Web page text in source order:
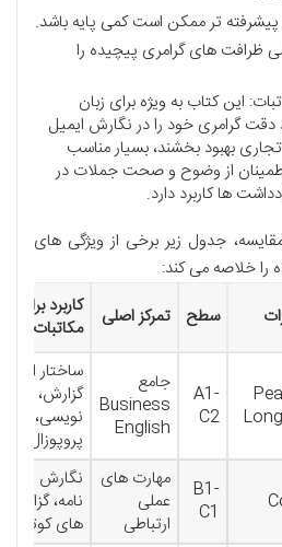
پیشرفته تر ممکن است کمی پایه باشد.
ظرافت های گرامری پیچیده را
این کتاب به ویژه برای زبان
دقت گرامری خود را در نگارش ایمیل
بهبود بخشند، بسیار مناسب
از وضوح و صحت جملات در
ها کاربرد دارد.
جدول زیر برخی از ویژگی های
خلاصه می کند:
سطح تمرکز اصلی
کاربرد برای
مکاتبات
A1-
C2
جامع
Business
English
ساختار
گزارش،
نویسی،
پروپوزال
B1-
C1
مهارت های
عملی
ارتباطی
نگارش
نامه، گزارش
های کوتاه